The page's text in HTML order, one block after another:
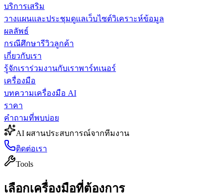
บริการเสริม
วางแผนและประชุมดูแลเว็บไซต์วิเคราะห์ข้อมูล
ผลลัพธ์
กรณีศึกษารีวิวลูกค้า
เกี่ยวกับเรา
รู้จักเราร่วมงานกับเราพาร์ทเนอร์
เครื่องมือ
บทความเครื่องมือ AI
ราคา
คำถามที่พบบ่อย
AI ผสานประสบการณ์จากทีมงาน
ติดต่อเรา
Tools
เลือกเครื่องมือที่ต้องการ